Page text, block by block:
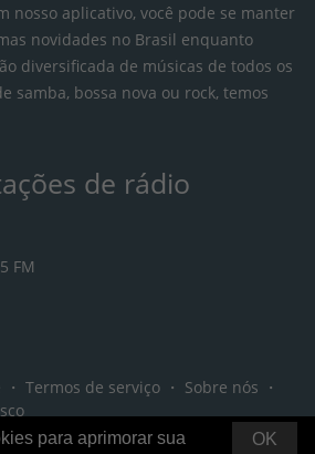
nosso aplicativo, você pode se manter
novidades no Brasil enquanto
diversificada de músicas de todos os
samba, bossa nova ou rock, temos
de rádio
FM
・ Termos de serviço ・ Sobre nós ・
OK
para aprimorar sua